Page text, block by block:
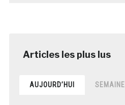
AUJOURD’HUI SEMAINE